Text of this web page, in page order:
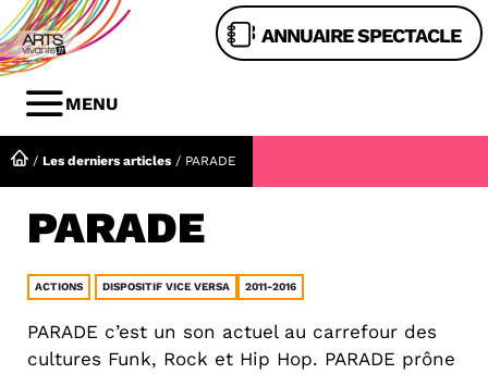
Aller
au
contenu
ANNUAIRE SPECTACLE
MENU
MENU
/ Les derniers articles / PARADE
PARADE
ACTIONS DISPOSITIF VICE VERSA 2011-2016
PARADE c’est un son actuel au carrefour des
cultures Funk, Rock et Hip Hop. PARADE prône